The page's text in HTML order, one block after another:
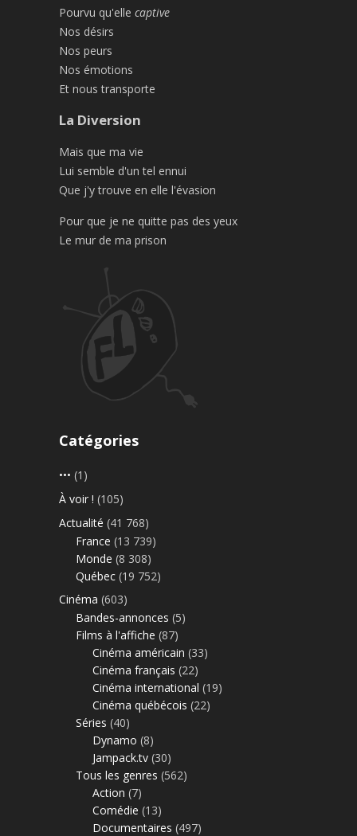
Pourvu qu'elle captive
Nos désirs
Nos peurs
Nos émotions
Et nous transporte
La Diversion
Mais que ma vie
Lui semble d'un tel ennui
Que j'y trouve en elle l'évasion
Pour que je ne quitte pas des yeux
Le mur de ma prison
Catégories
••• (1)
À voir ! (105)
Actualité (41 768)
France (13 739)
Monde (8 308)
Québec (19 752)
Cinéma (603)
Bandes-annonces (5)
Films à l'affiche (87)
Cinéma américain (33)
Cinéma français (22)
Cinéma international (19)
Cinéma québécois (22)
Séries (40)
Dynamo (8)
Jampack.tv (30)
Tous les genres (562)
Action (7)
Comédie (13)
Documentaires (497)